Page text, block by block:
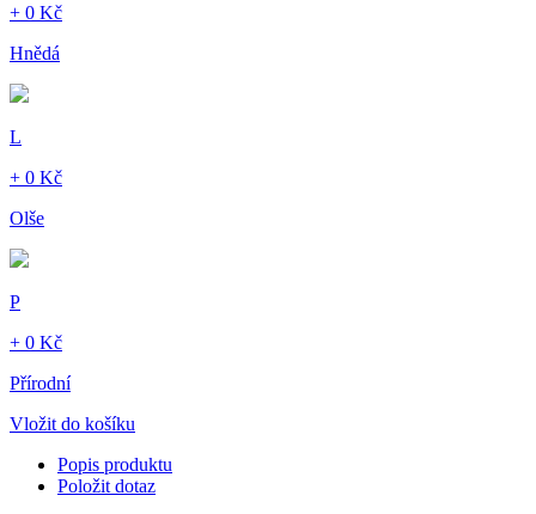
+ 0 Kč
Hnědá
L
+ 0 Kč
Olše
P
+ 0 Kč
Přírodní
Vložit do košíku
Popis produktu
Položit dotaz